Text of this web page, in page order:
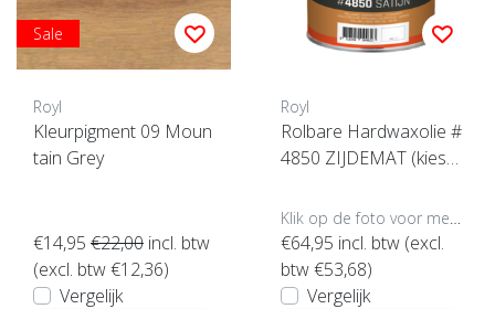
Sale
Royl
Kleurpigment 09 Moun
tain Grey
€14,95 €22,00 incl. btw
(excl. btw €12,36)
Vergelijk
Royl
Rolbare Hardwaxolie #
4850 ZIJDEMAT (kies u
€64,95 incl. btw (excl.
btw €53,68)
Vergelijk